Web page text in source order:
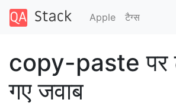
Apple टैग्‍स
copy-paste पर
गए जवाब